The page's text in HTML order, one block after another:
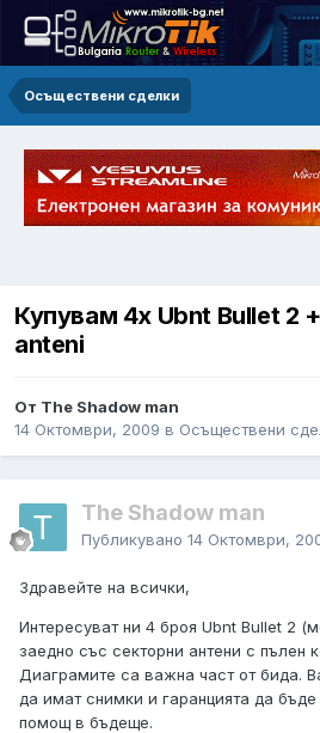
Осъществени сделки
Купувам 4х Ubnt Bullet 2
anteni
От The Shadow man
14 Октомври, 2009 в Осъществени
The Shadow man
Публикувано 14 Октомври,
Здравейте на всички,
Интересуват ни 4 броя Ubnt Bullet 2
заедно със секторни антени с пълен
Диаграмите са важна част от бида.
да имат снимки и гаранцията да
помощ в бъдеще.